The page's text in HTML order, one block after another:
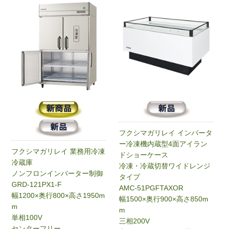
フクシマガリレイ 業務用冷凍
冷蔵庫
ノンフロンインバーター制御
GRD-121PX1-F
幅1200×奥行800×高さ1950m
m
単相100V
フクシマガリレイ インバータ
ー冷凍機内蔵型4面アイラン
ドショーケース
冷凍・冷蔵切替ワイドレンジ
タイプ
AMC-51PGFTAXOR
幅1500×奥行900×高さ850m
m
三相200V